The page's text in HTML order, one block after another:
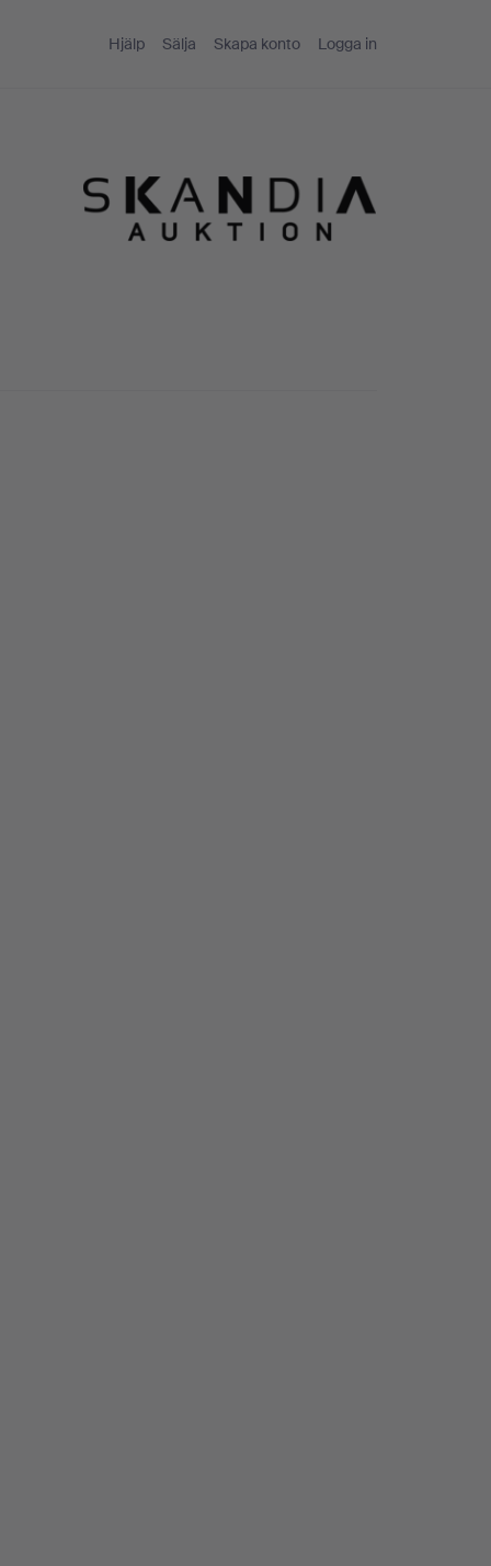
Hjälp Sälja Skapa konto Logga in